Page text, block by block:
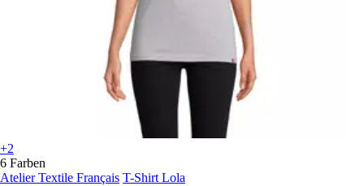
+2
6 Farben
Atelier Textile Français T-Shirt Lola